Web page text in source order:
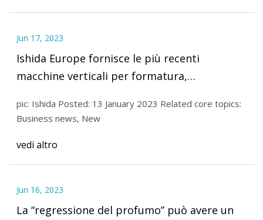
Jun 17, 2023
Ishida Europe fornisce le più recenti
macchine verticali per formatura,
pic: Ishida Posted: 13 January 2023 Related core topics:
Business news, New
vedi altro
Jun 16, 2023
La “regressione del profumo” può avere un